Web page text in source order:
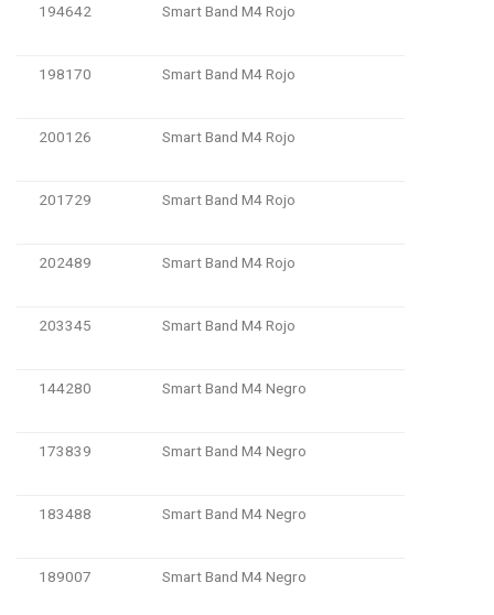
194642 Smart Band M4 Rojo
198170 Smart Band M4 Rojo
200126 Smart Band M4 Rojo
201729 Smart Band M4 Rojo
202489 Smart Band M4 Rojo
203345 Smart Band M4 Rojo
144280 Smart Band M4 Negro
173839 Smart Band M4 Negro
183488 Smart Band M4 Negro
189007 Smart Band M4 Negro